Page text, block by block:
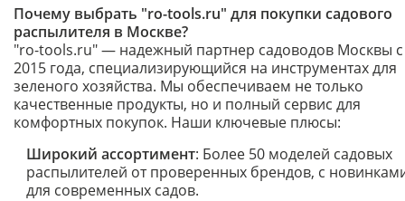
Почему выбрать "ro-tools.ru" для покупки садового
распылителя в Москве?
"ro-tools.ru" — надежный партнер садоводов Москвы с
2015 года, специализирующийся на инструментах для
зеленого хозяйства. Мы обеспечиваем не только
качественные продукты, но и полный сервис для
комфортных покупок. Наши ключевые плюсы:
Широкий ассортимент: Более 50 моделей садовых
распылителей от проверенных брендов, с
для современных садов.